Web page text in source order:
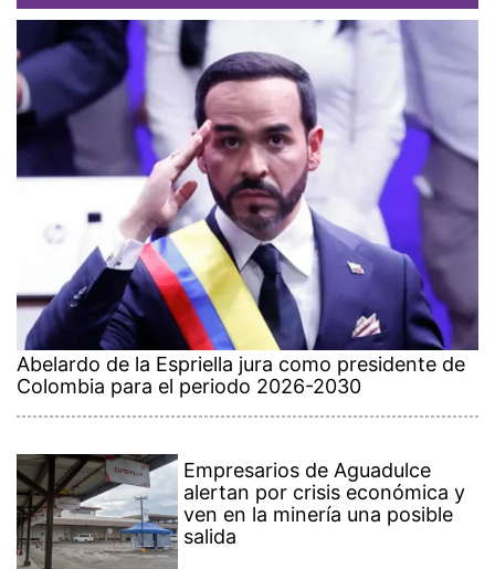
Abelardo de la Espriella jura como presidente de
Colombia para el periodo 2026-2030
Empresarios de Aguadulce
alertan por crisis económica y
ven en la minería una posible
salida